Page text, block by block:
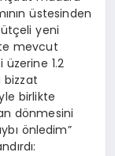
üstesinden
yeni
mevcut
1.2
bizzat
birlikte
dönmesini
önledim”